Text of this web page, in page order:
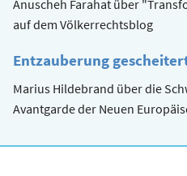
Anuscheh Farahat über
auf dem Völkerrechtsblog
Entzauberung
Marius Hildebrand über die
Avantgarde der Neuen